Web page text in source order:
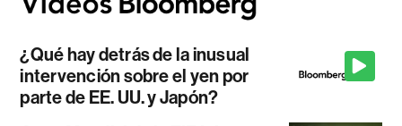
¿Qué hay detrás de la inusual
intervención sobre el yen por
parte de EE. UU. y Japón?